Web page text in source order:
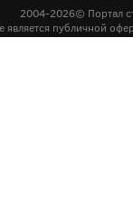
2004-2026© Портал
публичной